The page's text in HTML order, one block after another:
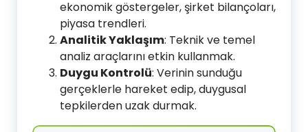
ekonomik göstergeler, şirket bilançoları,
piyasa trendleri.
Analitik Yaklaşım: Teknik ve temel
analiz araçlarını etkin kullanmak.
Duygu Kontrolü: Verinin sunduğu
gerçeklerle hareket edip, duygusal
tepkilerden uzak durmak.